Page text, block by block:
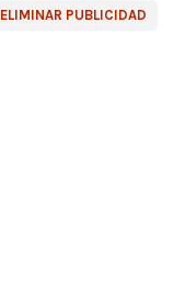
ELIMINAR PUBLICIDAD